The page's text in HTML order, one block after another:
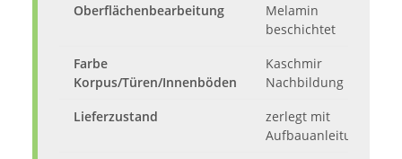
Oberflächenbearbeitung
Melamin
beschichtet
Farbe
Korpus/Türen/Innenböden
Kaschmir
Nachbildung
Lieferzustand
zerlegt mit
Aufbauanleitung